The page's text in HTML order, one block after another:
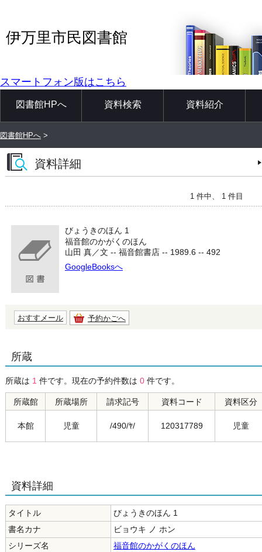
伊万里市民図書館
スマートフォン版はこちら
図書館HPへ 資料検索 資料紹介
図書館HPへ >
資料詳細
1 件中、 1 件目
びょうきのほん 1
福音館のかがくのほん
山田 真／文 -- 福音館書店 -- 1989.6 -- 492
GoogleBooksへ
おすすメール 予約かごへ
所蔵
所蔵は 1 件です。現在の予約件数は 0 件です。
所蔵館 所蔵場所 請求記号 資料コード 資料区分
本館 児童 /490/ﾔ/ 120317789 児童
資料詳細
タイトル
びょうきのほん 1
書名カナ
ビョウキ ノ ホン
シリーズ名
福音館のかがくのほん